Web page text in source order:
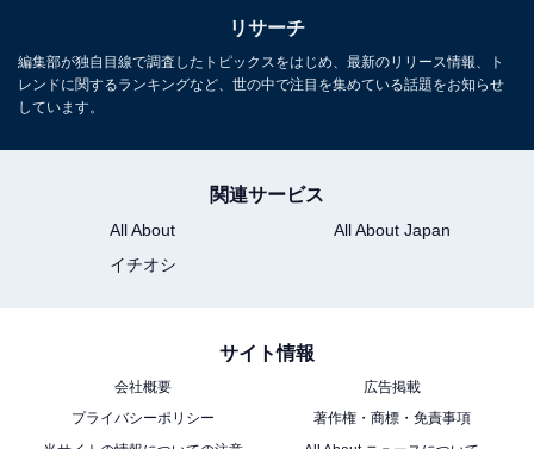
リサーチ
編集部が独自目線で調査したトピックスをはじめ、最新のリリース情報、ト
レンドに関するランキングなど、世の中で注目を集めている話題をお知らせ
しています。
関連サービス
All About
All About Japan
イチオシ
サイト情報
会社概要
広告掲載
プライバシーポリシー
著作権・商標・免責事項